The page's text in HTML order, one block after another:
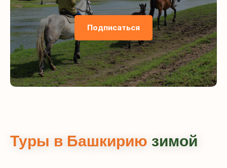
Подписаться
Туры в Башкирию зимой